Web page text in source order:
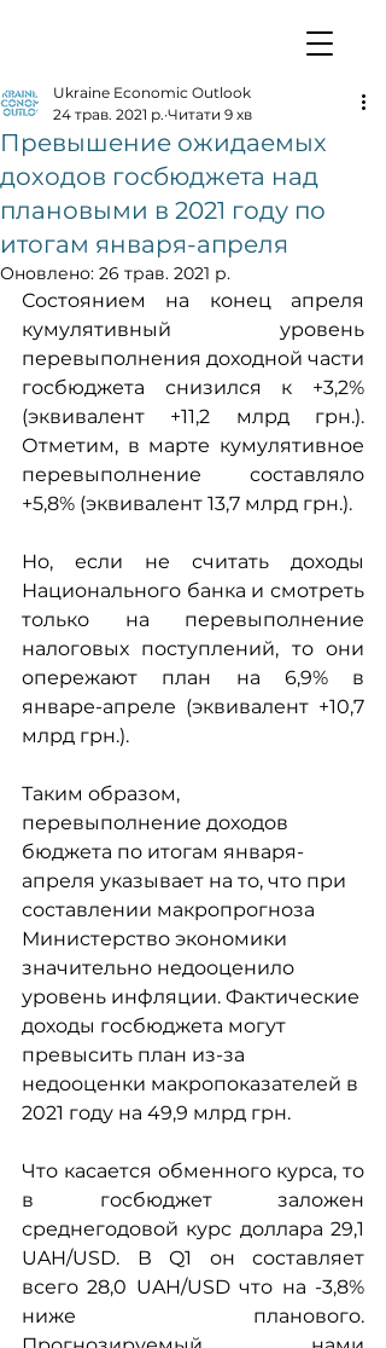
Превышение ожидаемых
доходов госбюджета над
плановыми в 2021 году по
итогам января-апреля
Ukraine Economic Outlook
24 трав. 2021 р. Читати 9 хв
Оновлено: 26 трав. 2021 р.
Состоянием на конец апреля
кумулятивный уровень
перевыполнения доходной части
госбюджета снизился к +3,2%
(эквивалент +11,2 млрд грн.).
Отметим, в марте кумулятивное
перевыполнение составляло
+5,8% (эквивалент 13,7 млрд грн.).
Но, если не считать доходы
Национального банка и смотреть
только на перевыполнение
налоговых поступлений, то они
опережают план на 6,9% в
январе-апреле (эквивалент +10,7
млрд грн.).
Таким образом,
перевыполнение доходов
бюджета по итогам января-
апреля указывает на то, что при
составлении макропрогноза
Министерство экономики
значительно недооценило
уровень инфляции. Фактические
доходы госбюджета могут
превысить план из-за
недооценки макропоказателей в
2021 году на 49,9 млрд грн.
Что касается обменного курса, то
в госбюджет заложен
среднегодовой курс доллара 29,1
UAH/USD. В Q1 он составляет
всего 28,0 UAH/USD что на -3,8%
ниже планового.